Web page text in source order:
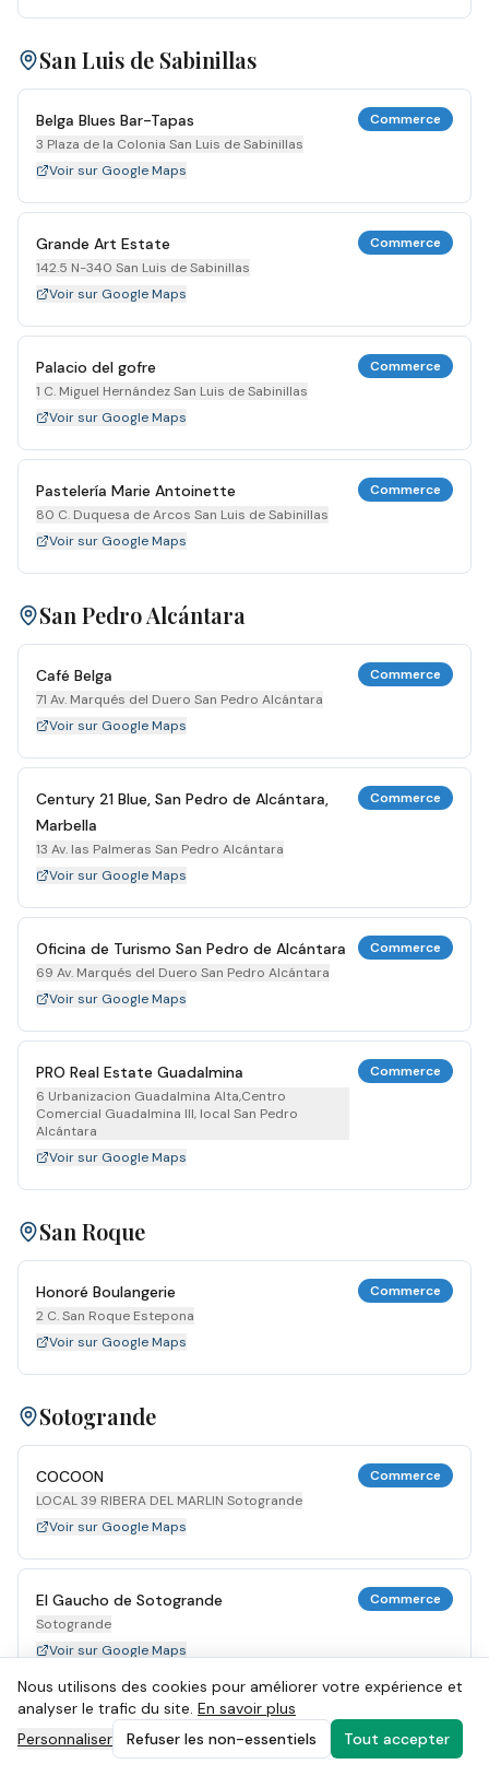
San Luis de Sabinillas
Belga Blues Bar-Tapas
3 Plaza de la Colonia San Luis de Sabinillas
Commerce
Voir sur Google Maps
Grande Art Estate
142.5 N-340 San Luis de Sabinillas
Commerce
Voir sur Google Maps
Palacio del gofre
1 C. Miguel Hernández San Luis de Sabinillas
Commerce
Voir sur Google Maps
Pastelería Marie Antoinette
80 C. Duquesa de Arcos San Luis de Sabinillas
Commerce
Voir sur Google Maps
San Pedro Alcántara
Café Belga
71 Av. Marqués del Duero San Pedro Alcántara
Commerce
Voir sur Google Maps
Century 21 Blue, San Pedro de Alcántara,
Marbella
13 Av. las Palmeras San Pedro Alcántara
Commerce
Voir sur Google Maps
Oficina de Turismo San Pedro de Alcántara
69 Av. Marqués del Duero San Pedro Alcántara
Commerce
Voir sur Google Maps
PRO Real Estate Guadalmina
6 Urbanizacion Guadalmina Alta,Centro
Comercial Guadalmina III, local San Pedro
Alcántara
Commerce
Voir sur Google Maps
San Roque
Honoré Boulangerie
2 C. San Roque Estepona
Commerce
Voir sur Google Maps
Sotogrande
COCOON
LOCAL 39 RIBERA DEL MARLIN Sotogrande
Commerce
Voir sur Google Maps
El Gaucho de Sotogrande
Sotogrande
Commerce
Voir sur Google Maps
MYTILUS GRILL
34 RIBERA DEL MARLIN Sotogrande
Commerce
Nous utilisons des cookies pour améliorer votre expérience et
analyser le trafic du site. En savoir plus
Personnaliser
Refuser les non-essentiels Tout accepter